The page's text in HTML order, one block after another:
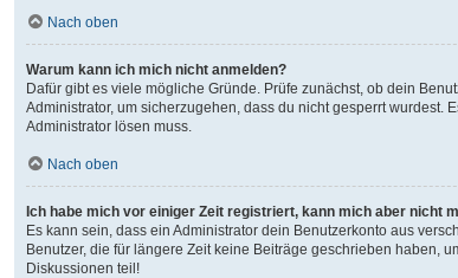
Nach oben
Warum kann ich mich nicht anmelden?
Dafür gibt es viele mögliche Gründe. Prüfe zunächst, ob dein
Administrator, um sicherzugehen, dass du nicht gesperrt wurdest.
Administrator lösen muss.
Nach oben
Ich habe mich vor einiger Zeit registriert, kann mich aber nicht
Es kann sein, dass ein Administrator dein Benutzerkonto aus
Benutzer, die für längere Zeit keine Beiträge geschrieben haben,
Diskussionen teil!